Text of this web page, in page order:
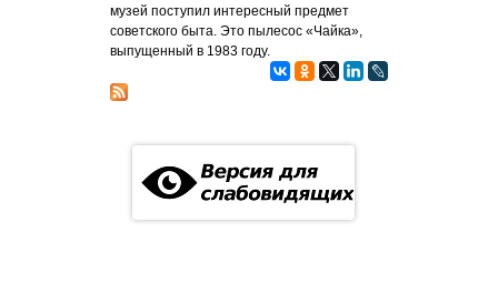
музей поступил интересный предмет
советского быта. Это пылесос «Чайка»,
выпущенный в 1983 году.